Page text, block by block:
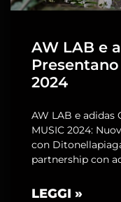
AW LAB e
Presentano
2024
AW LAB e adidas
MUSIC 2024:
con
partnership con
LEGGI »